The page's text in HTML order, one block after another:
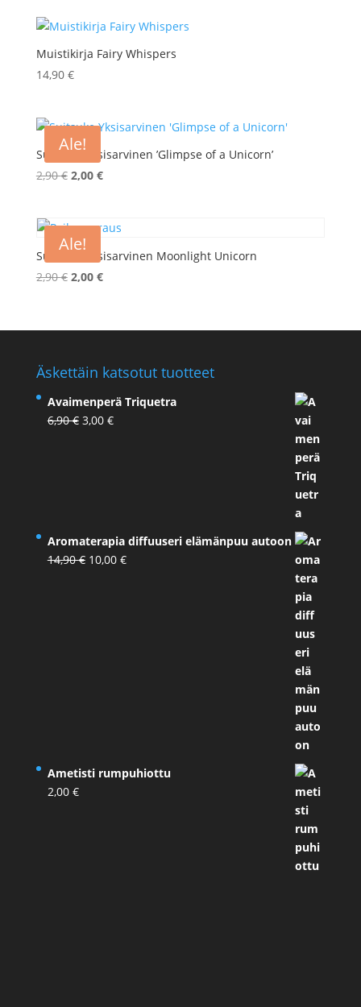
12,90 €.10,00 €.
Muistikirja Fairy Whispers
14,90 €
Ale!
Suitsuke Yksisarvinen ’Glimpse of a Unicorn’
2,90€ Alkuperäinen
2,90 €.
2,00 €Nykyinen
2,00 €.
Ale!
Suitsuke Yksisarvinen Moonlight Unicorn
2,90€ Alkuperäinen
2,90 €.
2,00 €Nykyinen
2,00 €.
Äskettäin katsotut tuotteet
Avaimenperä Triquetra
6,90€ Alkuperäinen
3,00 €Nykyinen
Aromaterapia diffuuseri elämänpuu autoon
14,90€ Alkuperäinen
10,00 €Nykyinen
Ametisti rumpuhiottu
2,00 €